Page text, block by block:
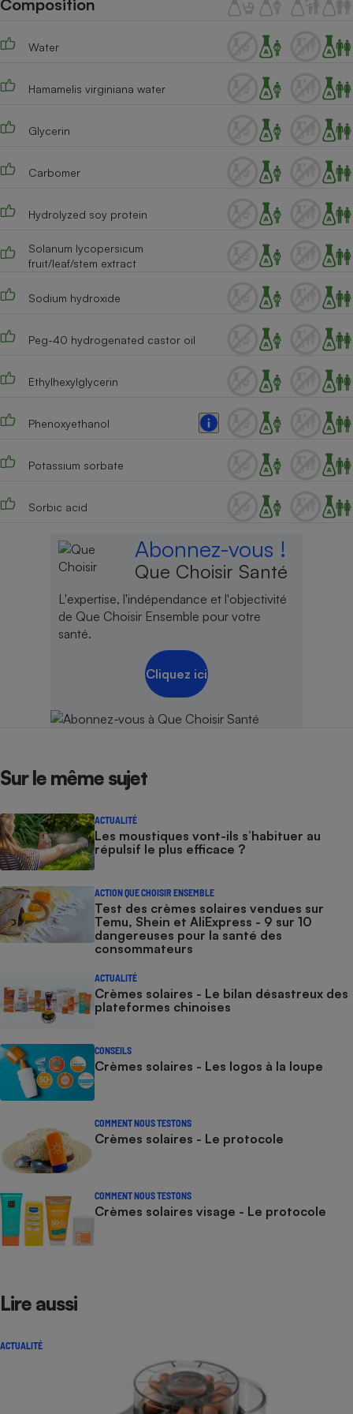
Composition
Water
Hamamelis virginiana water
Glycerin
Carbomer
Hydrolyzed soy protein
Solanum lycopersicum
fruit/leaf/stem extract
Sodium hydroxide
Peg-40 hydrogenated castor oil
Ethylhexylglycerin
Phenoxyethanol
Potassium sorbate
Sorbic acid
Abonnez-vous !
Que Choisir Santé
L'expertise, l'indépendance et l'objectivité
de Que Choisir Ensemble pour votre
santé.
Cliquez ici
Sur le même sujet
ACTUALITÉ
Les moustiques vont-ils s’habituer au
répulsif le plus efficace ?
ACTION QUE CHOISIR ENSEMBLE
Test des crèmes solaires vendues sur
Temu, Shein et AliExpress - 9 sur 10
dangereuses pour la santé des
consommateurs
ACTUALITÉ
Crèmes solaires - Le bilan désastreux des
plateformes chinoises
CONSEILS
Crèmes solaires - Les logos à la loupe
COMMENT NOUS TESTONS
Crèmes solaires - Le protocole
COMMENT NOUS TESTONS
Crèmes solaires visage - Le protocole
Lire aussi
ACTUALITÉ
Plaque de cuisson à
induction
Climatiseur -
Ventilateur
Cafetière à expressos
Robot ménager
Téléphone mobile -
Antivirus
Climatiseur -
Ventilateur